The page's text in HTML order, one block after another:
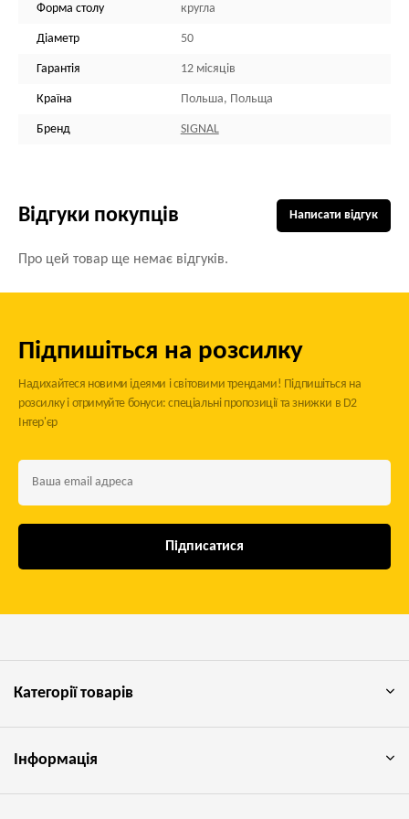
Форма столу кругла
Діаметр 50
Гарантія 12 місяців
Країна Польша, Польща
Бренд SIGNAL
Відгуки покупців
Про цей товар ще немає відгуків.
Написати відгук
Підпишіться на розсилку
Надихайтеся новими ідеями і світовими трендами! Підпишіться на
розсилку і отримуйте бонуси: спеціальні пропозиції та знижки в D2
Інтер'єр
Підписатися
Категорії товарів
Інформація